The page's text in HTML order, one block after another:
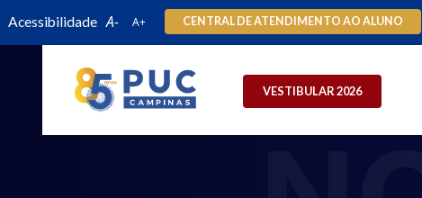
Acessibilidade CENTRAL DE ATENDIMENTO AO ALUNO
VESTIBULAR 2026